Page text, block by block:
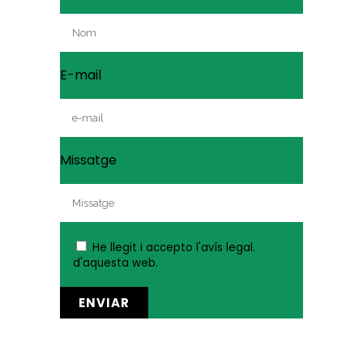
E-mail
Missatge
He llegit i accepto l'avís legal.
d'aquesta web.